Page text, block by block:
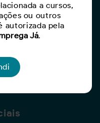
se
a cursos,
ou outros
autorizada pela
Já.